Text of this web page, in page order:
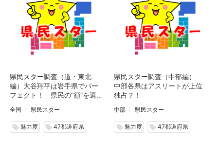
県民スター調査（道・東北
編）大谷翔平は岩手県でパー
フェクト！ 県民の”顔”を選ぶ
全国 県民スター
local_offer 魅力度 local_offer 47都道府県
県民スター調査（中部編）
中部各県はアスリートが上位
独占？！
中部 県民スター
local_offer 魅力度 local_offer 47都道府県